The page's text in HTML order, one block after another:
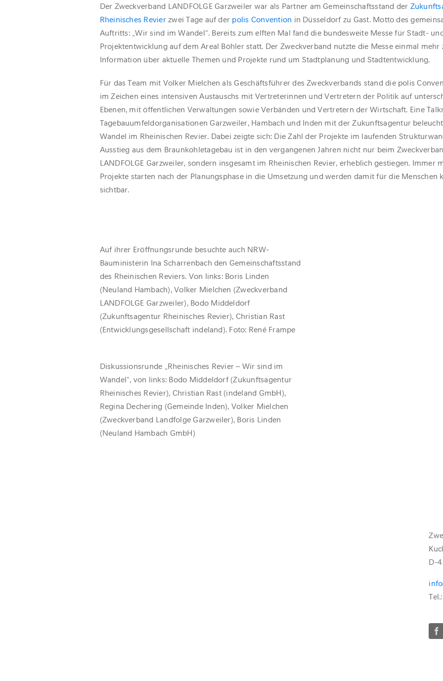
Der Zweckverband LANDFOLGE Garzweiler war als Partner am Gemeinschaftsstand der
Rheinisches Revierzwei Tage auf der polis Convention in Düsseldorf zu Gast. Motto des
Auftritts: „Wir sind im Wandel“. Bereits zum elften Mal fand die bundesweite Messe für Stadt-
Projektentwicklung auf dem Areal Böhler statt. Der Zweckverband nutzte die Messe einmal mehr
Information über aktuelle Themen und Projekte rund um Stadtplanung und Stadtentwicklung.
Für das Team mit Volker Mielchen als Geschäftsführer des Zweckverbands stand die polis
im Zeichen eines intensiven Austauschs mit Vertreterinnen und Vertretern der Politik auf
Ebenen, mit öffentlichen Verwaltungen sowie Verbänden und Vertretern der Wirtschaft. Eine
Tagebauumfeldorganisationen Garzweiler, Hambach und Inden mit der Zukunftsagentur
Wandel im Rheinischen Revier. Dabei zeigte sich: Die Zahl der Projekte im laufenden
Ausstieg aus dem Braunkohletagebau ist in den vergangenen Jahren nicht nur beim
LANDFOLGE Garzweiler, sondern insgesamt im Rheinischen Revier, erheblich gestiegen. Immer
Projekte starten nach der Planungsphase in die Umsetzung und werden damit für die Menschen
sichtbar.
Auf ihrer Eröffnungsrunde besuchte auch NRW-
Bauministerin Ina Scharrenbach den Gemeinschaftsstand
des Rheinischen Reviers. Von links: Boris Linden
(Neuland Hambach), Volker Mielchen (Zweckverband
LANDFOLGE Garzweiler), Bodo Middeldorf
(Zukunftsagentur Rheinisches Revier), Christian Rast
(Entwicklungsgesellschaft indeland). Foto: René Frampe
Diskussionsrunde „Rheinisches Revier – Wir sind im
Wandel“, von links: Bodo Middeldorf (Zukunftsagentur
Rheinisches Revier), Christian Rast (indeland GmbH),
Regina Dechering (Gemeinde Inden), Volker Mielchen
(Zweckverband Landfolge Garzweiler), Boris Linden
(Neuland Hambach GmbH)
D-